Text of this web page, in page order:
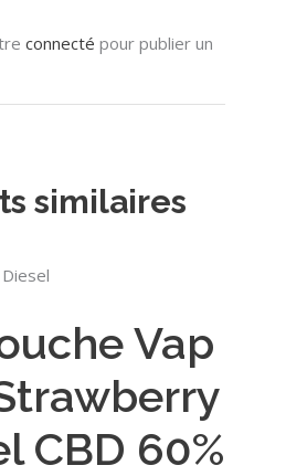
connecté pour publier un
similaires
Vap
CBD 60%